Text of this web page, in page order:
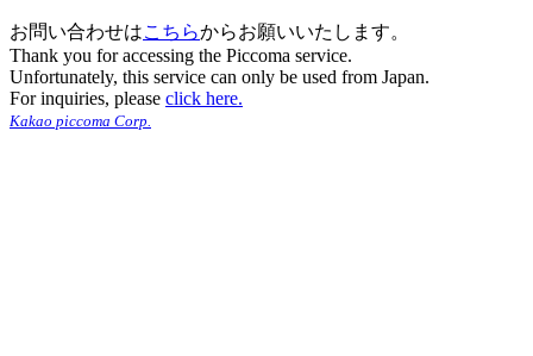
お問い合わせはこちらからお願いいたします。
Thank you for accessing the Piccoma service.
Unfortunately, this service can only be used from Japan.
For inquiries, please click here.
Kakao piccoma Corp.